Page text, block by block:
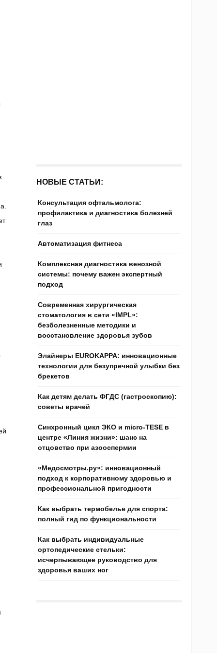
НОВЫЕ СТАТЬИ:
Консультация офтальмолога:
профилактика и диагностика болезней
глаз
Автоматизация фитнеса
Комплексная диагностика венозной
системы: почему важен экспертный
подход
Современная хирургическая
стоматология в сети «IMPL»:
безболезненные методики и
восстановление здоровья зубов
Элайнеры EUROKAPPA: инновационные
технологии для безупречной улыбки без
брекетов
Как детям делать ФГДС (гастроскопию):
советы врачей
Синхронный цикл ЭКО и micro-TESE в
центре «Линия жизни»: шанс на
отцовство при азооспермии
«Медосмотры.ру»: инновационный
подход к корпоративному здоровью и
профессиональной пригодности
Как выбрать термобелье для спорта:
полный гид по функциональности
Как выбрать индивидуальные
ортопедические стельки:
исчерпывающее руководство для
здоровья ваших ног